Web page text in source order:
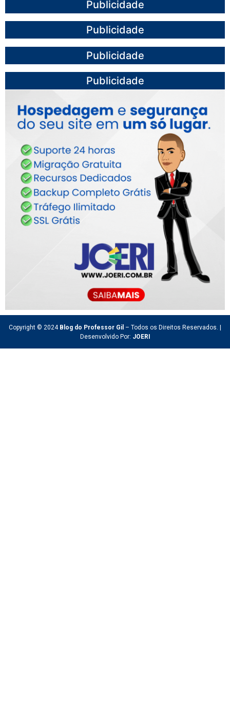
Publicidade
Publicidade
Publicidade
Publicidade
Copyright © 2024 Blog do Professor Gil – Todos os Direitos Reservados. |
Desenvolvido Por: JOERI